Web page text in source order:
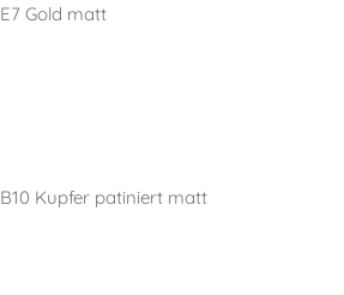
E7 Gold matt
B10 Kupfer patiniert matt